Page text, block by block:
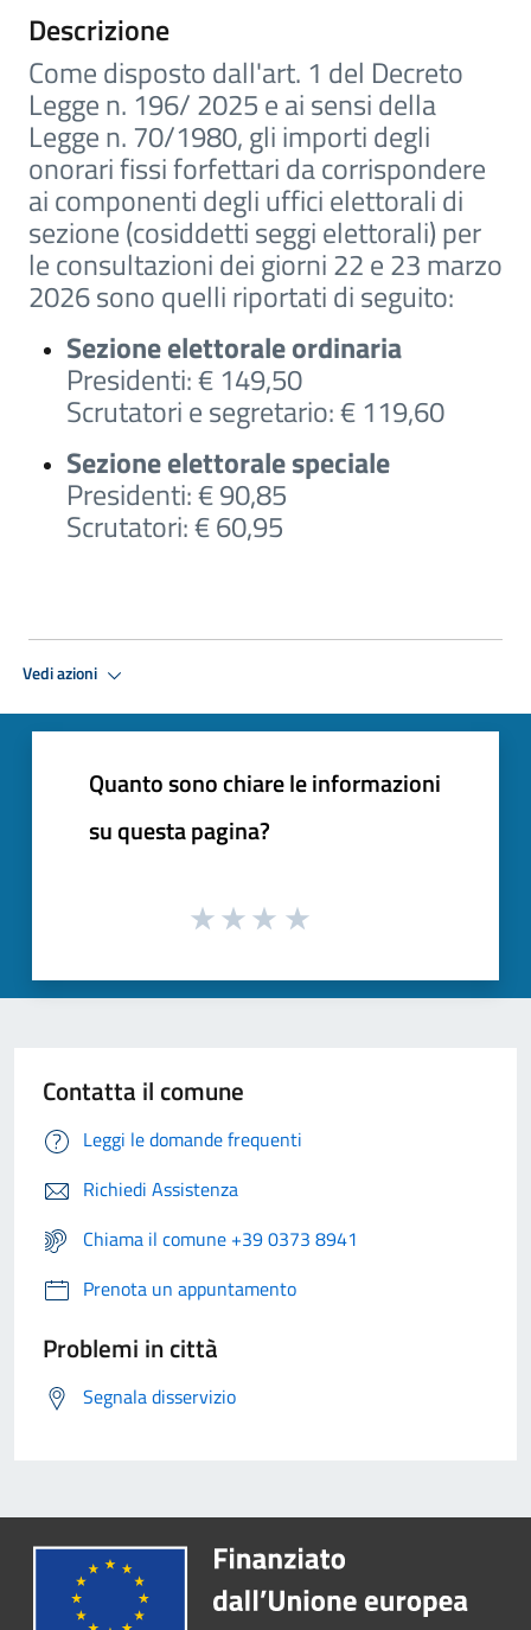
Descrizione
Come disposto dall'art. 1 del Decreto
Legge n. 196/ 2025 e ai sensi della
Legge n. 70/1980, gli importi degli
onorari fissi forfettari da corrispondere
ai componenti degli uffici elettorali di
sezione (cosiddetti seggi elettorali) per
le consultazioni dei giorni 22 e 23 marzo
2026 sono quelli riportati di seguito:
Sezione elettorale ordinaria
Presidenti: € 149,50
Scrutatori e segretario: € 119,60
Sezione elettorale speciale
Presidenti: € 90,85
Scrutatori: € 60,95
Vedi azioni
Quanto sono chiare le informazioni
su questa pagina?
Contatta il comune
Leggi le domande frequenti
Richiedi Assistenza
Chiama il comune +39 0373 8941
Prenota un appuntamento
Problemi in città
Segnala disservizio